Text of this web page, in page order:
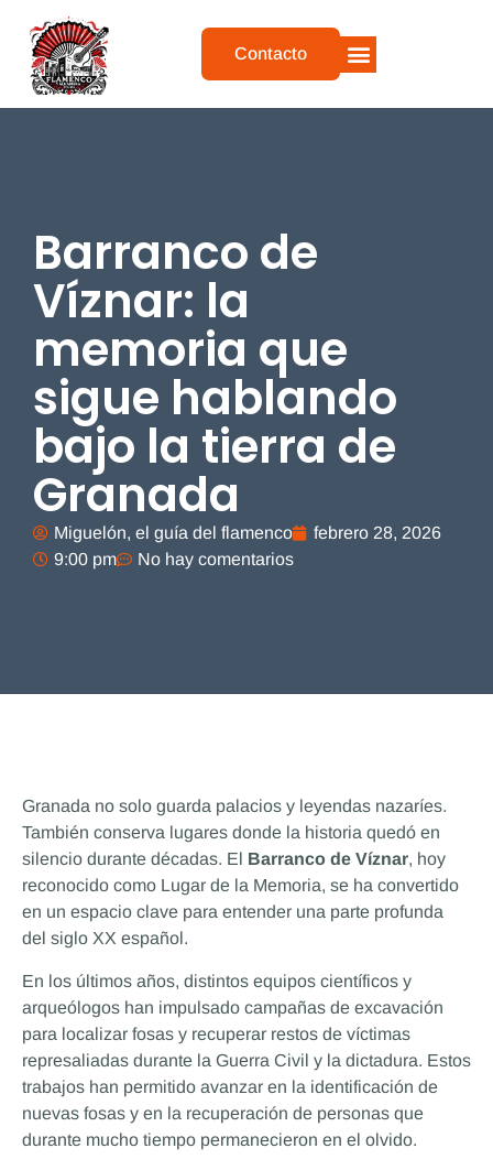
Contacto
Barranco de
Víznar: la
memoria que
sigue hablando
bajo la tierra de
Granada
Miguelón, el guía del flamenco
febrero 28, 2026
9:00 pm
No hay comentarios
Granada no solo guarda palacios y leyendas nazaríes.
También conserva lugares donde la historia quedó en
silencio durante décadas. El Barranco de Víznar, hoy
reconocido como Lugar de la Memoria, se ha convertido
en un espacio clave para entender una parte profunda
del siglo XX español.
En los últimos años, distintos equipos científicos y
arqueólogos han impulsado campañas de excavación
para localizar fosas y recuperar restos de víctimas
represaliadas durante la Guerra Civil y la dictadura. Estos
trabajos han permitido avanzar en la identificación de
nuevas fosas y en la recuperación de personas que
durante mucho tiempo permanecieron en el olvido.